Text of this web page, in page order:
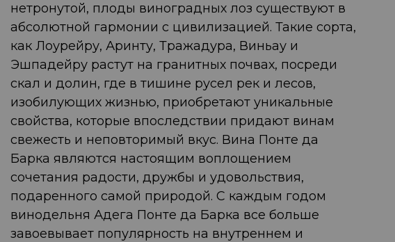
нетронутой, плоды виноградных лоз существуют в
абсолютной гармонии с цивилизацией. Такие сорта,
как Лоурейру, Аринту, Тражадура, Виньау и
Эшпадейру растут на гранитных почвах, посреди
скал и долин, где в тишине русел рек и лесов,
изобилующих жизнью, приобретают уникальные
свойства, которые впоследствии придают винам
свежесть и неповторимый вкус. Вина Понте да
Барка являются настоящим воплощением
сочетания радости, дружбы и удовольствия,
подаренного самой природой. С каждым годом
винодельня Адега Понте да Барка все больше
завоевывает популярность на внутреннем и